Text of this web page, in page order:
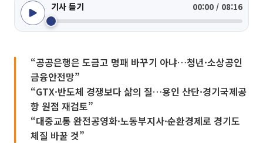
기사 듣기 00:00 / 08:16
“공공은행은 도금고 명패 바꾸기 아냐…청년·소상공인
금융안전망”
“GTX·반도체 경쟁보다 삶의 질…용인 산단·경기국제공
항 원점 재검토”
“대중교통 완전공영화·노동부지사·순환경제로 경기도
체질 바꿀 것”